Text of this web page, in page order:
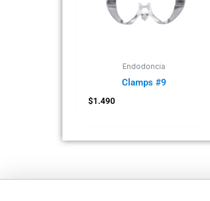
Endodoncia
Clamps #9
$1.490